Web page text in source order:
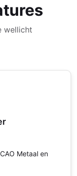
wellicht
Metaal en